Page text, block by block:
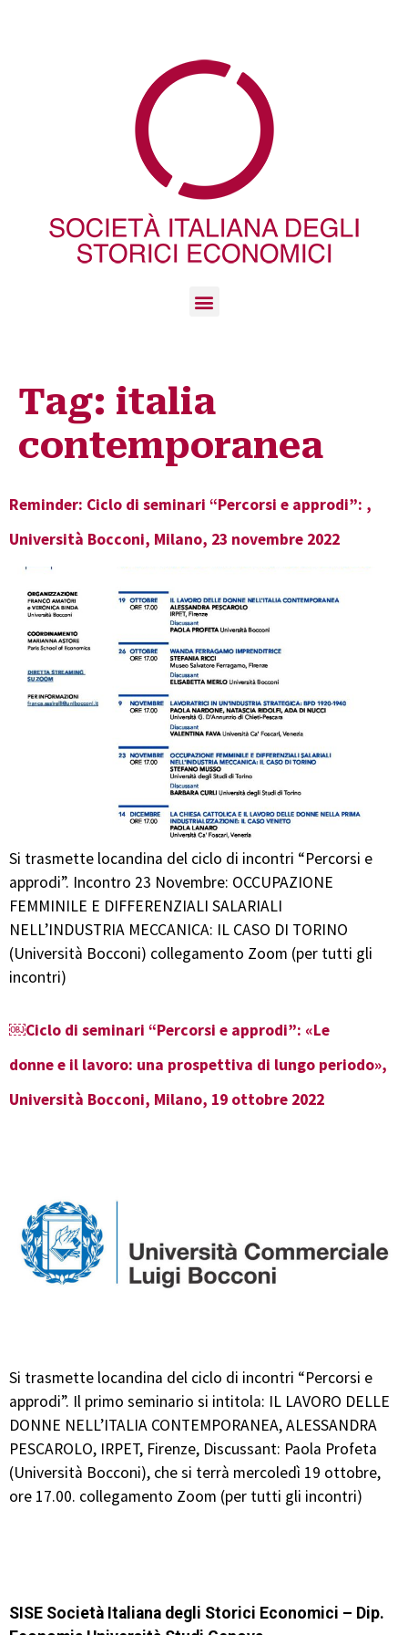
Tag: italia
contemporanea
Reminder: Ciclo di seminari “Percorsi e approdi”: ,
Università Bocconi, Milano, 23 novembre 2022
Si trasmette locandina del ciclo di incontri “Percorsi e
approdi”. Incontro 23 Novembre: OCCUPAZIONE
FEMMINILE E DIFFERENZIALI SALARIALI
NELL’INDUSTRIA MECCANICA: IL CASO DI TORINO
(Università Bocconi) collegamento Zoom (per tutti gli
incontri)
￼Ciclo di seminari “Percorsi e approdi”: «Le
donne e il lavoro: una prospettiva di lungo periodo»,
Università Bocconi, Milano, 19 ottobre 2022
Si trasmette locandina del ciclo di incontri “Percorsi e
approdi”. Il primo seminario si intitola: IL LAVORO DELLE
DONNE NELL’ITALIA CONTEMPORANEA, ALESSANDRA
PESCAROLO, IRPET, Firenze, Discussant: Paola Profeta
(Università Bocconi), che si terrà mercoledì 19 ottobre,
ore 17.00. collegamento Zoom (per tutti gli incontri)
SISE Società Italiana degli Storici Economici – Dip.